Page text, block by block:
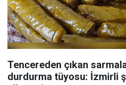
Tencereden çıkan
durdurma tüyosu: İzmirli